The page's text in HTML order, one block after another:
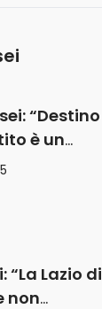
“Destino
è un
sono
La protesta
“La Lazio di
non